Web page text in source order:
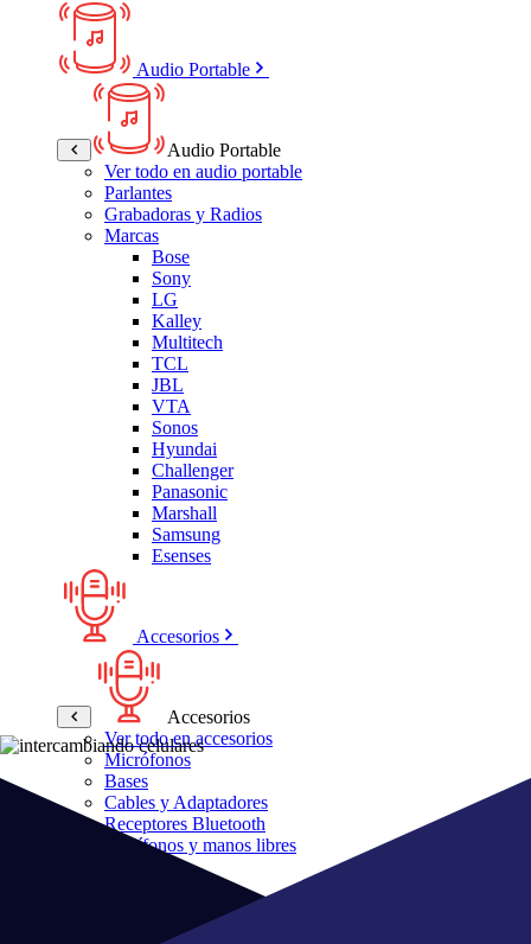
Audio Portable
Audio Portable
Ver todo en audio portable
Parlantes
Grabadoras y Radios
Marcas
Bose
Sony
LG
Kalley
Multitech
TCL
JBL
VTA
Sonos
Hyundai
Challenger
Panasonic
Marshall
Samsung
Esenses
Accesorios
Accesorios
Ver todo en accesorios
Micrófonos
Bases
Cables y Adaptadores
Receptores Bluetooth
Audífonos y manos libres